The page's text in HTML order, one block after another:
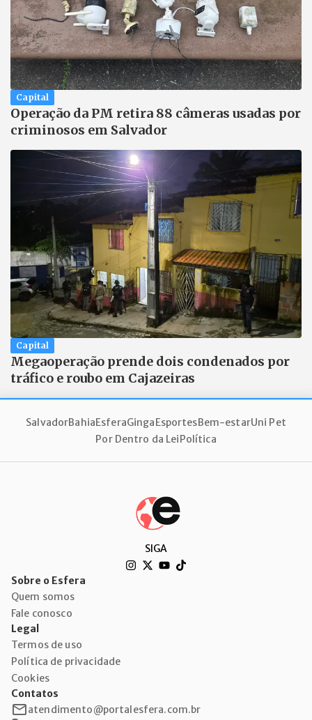
Capital
Operação da PM retira 88 câmeras usadas por
criminosos em Salvador
Capital
Megaoperação prende dois condenados por
tráfico e roubo em Cajazeiras
SalvadorBahiaEsferaGingaEsportesBem-estarUni Pet
Por Dentro da LeiPolítica
SIGA
Sobre o Esfera
Quem somos
Fale conosco
Legal
Termos de uso
Política de privacidade
Cookies
Contatos
atendimento@portalesfera.com.br